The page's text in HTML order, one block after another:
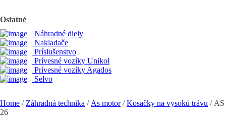
Ostatné
Náhradné diely
Nakladače
Príslušenstvo
Prívesné vozíky Unikol
Prívesné vozíky Agados
Selvo
Home / Záhradná technika / As motor/Kosačky na vysokú trávu / AS
26